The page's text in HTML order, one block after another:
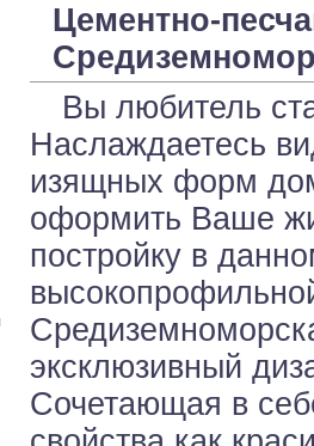
Цементно-
Вы любитель
Наслаждаетесь
изящных форм
оформить Ваше
постройку в
эксклюзивный
Сочетающая в